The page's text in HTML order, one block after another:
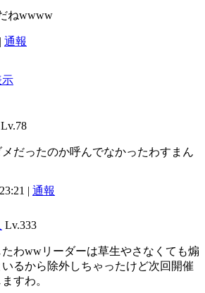
ねwwww
通報
示
Lv.78
だったのか呼んでなかったわすまん
| 通報
Lv.333
わwwリーダーは草生やさなくても煽
るから除外しちゃったけど次回開催
すわ。